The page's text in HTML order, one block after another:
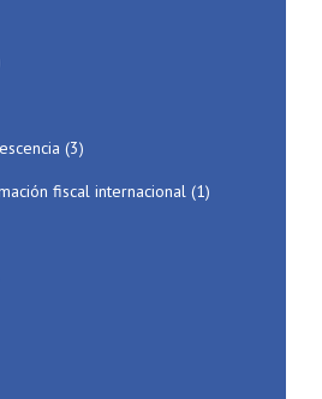
(3)
fiscal internacional (1)